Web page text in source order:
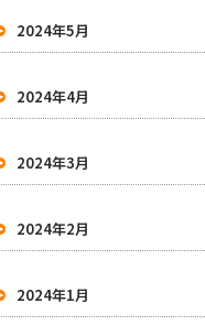
2024年5月
2024年4月
2024年3月
2024年2月
2024年1月